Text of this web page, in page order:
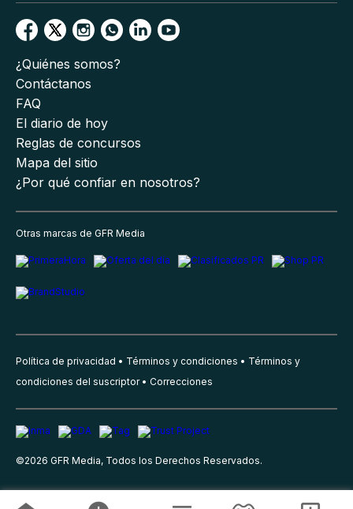
¿Quiénes somos?
Contáctanos
FAQ
El diario de hoy
Reglas de concursos
Mapa del sitio
¿Por qué confiar en nosotros?
Otras marcas de GFR Media
Política de privacidad Términos y condiciones
Términos y
condiciones del suscriptor
Correcciones
©2026 GFR Media, Todos los Derechos Reservados.